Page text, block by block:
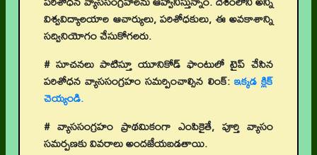
విశ్వవిద్యాలయాల ఆచార్యులు, పరిశోధకులు, ఈ అవకాశాన్ని
సద్వినియోగం చేసుకోగలరు.
# సూచనలు పాటిస్తూ యూనికోడ్ ఫాంటులో టైప్ చేసిన
పరిశోధన వ్యాససంగ్రహం సమర్పించాల్సిన లింక్: ఇక్కడ క్లిక్
చెయ్యండి.
# వ్యాససంగ్రహం ప్రాథమికంగా ఎంపికైతే, పూర్తి వ్యాసం
సమర్పణకు వివరాలు అందజేయబడతాయి.